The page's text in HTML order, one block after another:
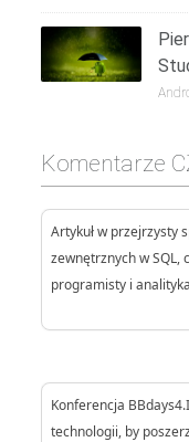
Komentarze
Artykuł w przejrzysty
zewnętrznych w SQL,
programisty i
Konferencja
technologii, by